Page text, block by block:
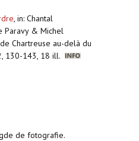
, in: Chantal
Paravy & Michel
Chartreuse au-delà du
130-143, 18 ill.
de fotografie.